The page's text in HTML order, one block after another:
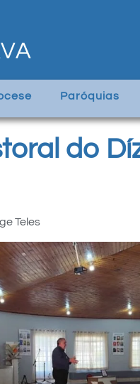
Paróquias
do
Teles